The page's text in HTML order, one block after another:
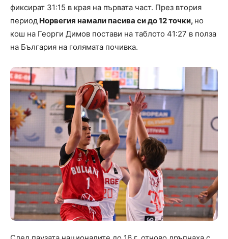
фиксират 31:15 в края на първата част. През втория
период Норвегия намали пасива си до 12 точки, но
кош на Георги Димов постави на таблото 41:27 в полза
на България на голямата почивка.